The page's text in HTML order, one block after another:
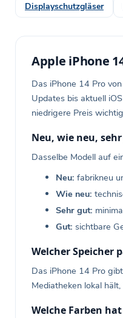
Displayschutzgläser
Apple iPhone
Das iPhone 14 Pro
Updates bis aktuell
niedrigere Preis
Neu, wie neu,
Dasselbe Modell auf
Neu: fabrikneu
Wie neu:
Sehr gut:
Gut: sichtbare
Welcher Speicher
Das iPhone 14 Pro
Mediatheken lokal
Welche Farben